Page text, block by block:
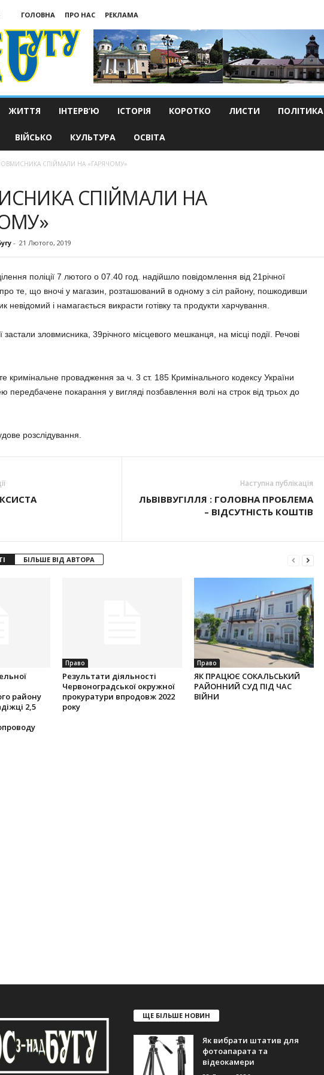
ГОЛОВНА ПРО НАС
РЕКЛАМА
ЖИТТЯ ІНТЕРВ’Ю ІСТОРІЯ КОРОТКО ЛИСТИ ПОЛІТИКА
ВІЙСЬКО КУЛЬТУРА ОСВІТА
СПІЙМАЛИ НА «ГАРЯЧОМУ»
СПІЙМАЛИ НА
- 21 Лютого, 2019
поліції 7 лютого о 07.40 год. надійшло повідомлення від 21річної
те, що вночі у магазин, розташований в одному з сіл району, пошкодивши
невідомий і намагається викрасти готівку та продукти харчування.
застали зловмисника, 39річного місцевого мешканця, на місці події. Речові
кримінальне провадження за ч. 3 ст. 185 Кримінального кодексу України
передбачене покарання у вигляді позбавлення волі на строк від трьох до
розслідування.
Наступна публікація
ЛЬВІВВУГІЛЛЯ : ГОЛОВНА ПРОБЛЕМА
– ВІДСУТНІСТЬ КОШТІВ
БІЛЬШЕ ВІД АВТОРА
району
2,5
Право
Результати діяльності
Червоноградської окружної
прокуратури впродовж 2022
року
Право
ЯК ПРАЦЮЄ СОКАЛЬСЬКИЙ
РАЙОННИЙ СУД ПІД ЧАС
ВІЙНИ
ЩЕ БІЛЬШЕ НОВИН
Як вибрати штатив для
фотоапарата та
відеокамери